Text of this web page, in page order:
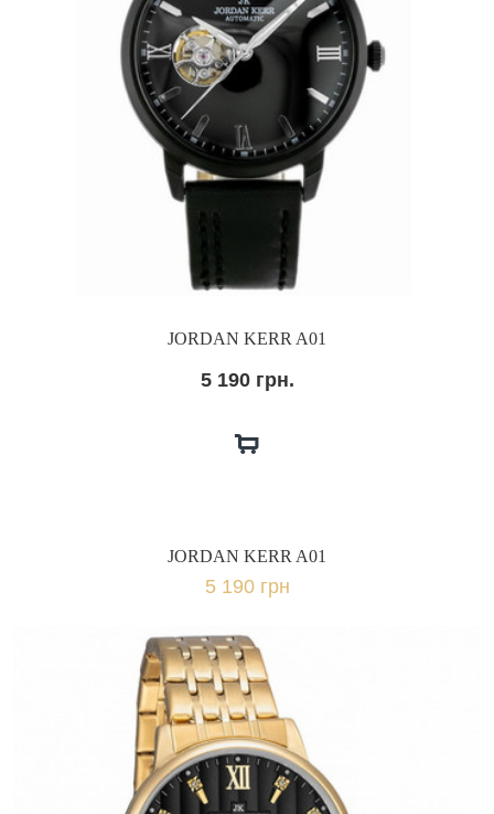
JORDAN KERR A01
5 190 грн.
JORDAN KERR A01
5 190 грн